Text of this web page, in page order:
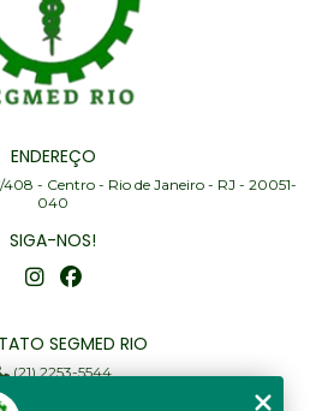
ENDEREÇO
408 - Centro - Rio de Janeiro - RJ - 20051-
040
SIGA-NOS!
SEGMED RIO
(21) 2253-5544
(21) 97905-3352